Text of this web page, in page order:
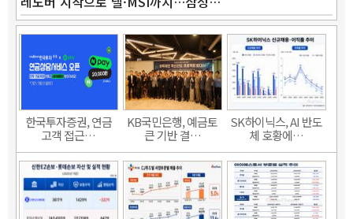
한국투자증권, 연금
고객 접근…
KB국민은행, 예금토
큰 기반 결…
SK하이닉스, AI 반도
체 호황에…